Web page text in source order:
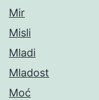
Mir
Misli
Mladi
Mladost
Moć